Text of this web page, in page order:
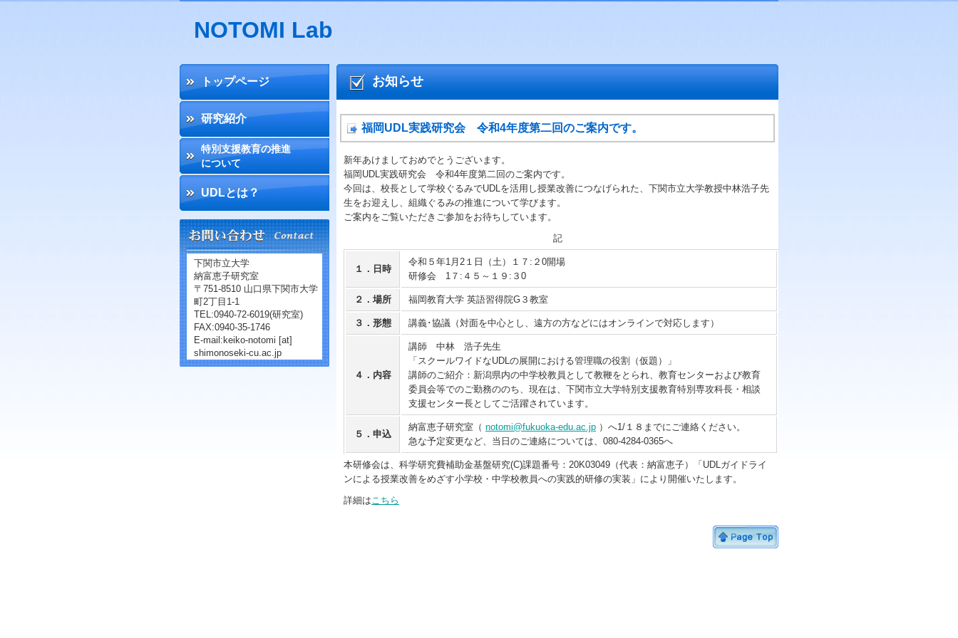
NOTOMI Lab
トップページ
研究紹介
特別支援教育の推進
について
UDLとは？
下関市立大学
納富恵子研究室
〒751-8510 山口県下関市大学
町2丁目1-1
TEL:0940-72-6019(研究室)
FAX:0940-35-1746
E-mail:keiko-notomi [at]
shimonoseki-cu.ac.jp
お知らせ
福岡UDL実践研究会 令和4年度第二回のご案内です。
新年あけましておめでとうございます。
福岡UDL実践研究会 令和4年度第二回のご案内です。
今回は、校長として学校ぐるみでUDLを活用し授業改善につなげられた、下関市立大学教授中林浩子先
生をお迎えし、組織ぐるみの推進について学びます。
ご案内をご覧いただきご参加をお待ちしています。
記
１．日時
令和５年1月2１日（土）１７:２0開場
研修会 1７:４５～１９:３0
２．場所 福岡教育大学 英語習得院G３教室
３．形態 講義･協議（対面を中心とし、遠方の方などにはオンラインで対応します）
４．内容
講師 中林 浩子先生
「スクールワイドなUDLの展開における管理職の役割（仮題）」
講師のご紹介：新潟県内の中学校教員として教鞭をとられ、教育センターおよび教育
委員会等でのご勤務ののち、現在は、下関市立大学特別支援教育特別専攻科長・相談
支援センター長としてご活躍されています。
５．申込
納富恵子研究室（ notomi@fukuoka-edu.ac.jp ）へ1/１８までにご連絡ください。
急な予定変更など、当日のご連絡については、080-4284-0365へ
本研修会は、科学研究費補助金基盤研究(C)課題番号：20K03049（代表：納富恵子）「UDLガイドライ
ンによる授業改善をめざす小学校・中学校教員への実践的研修の実装」により開催いたします。
詳細はこちら